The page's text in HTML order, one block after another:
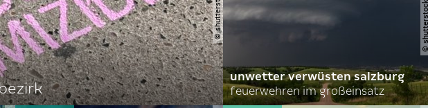
unwetter verwüsten salzburg
feuerwehren im großeinsatz